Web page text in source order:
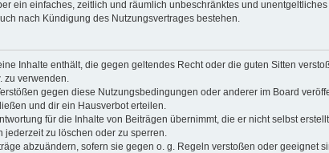
ein einfaches, zeitlich und räumlich unbeschränktes und
nach Kündigung des Nutzungsvertrages bestehen.
Inhalte enthält, die gegen geltendes Recht oder die guten Sitten
verwenden.
gegen diese Nutzungsbedingungen oder anderer im Board
und dir ein Hausverbot erteilen.
für die Inhalte von Beiträgen übernimmt, die er nicht selbst
zu löschen oder zu sperren.
abzuändern, sofern sie gegen o. g. Regeln verstoßen oder geeignet